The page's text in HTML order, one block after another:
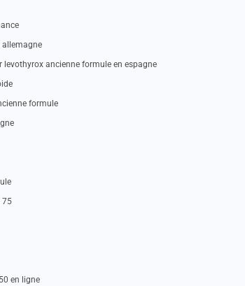
allemagne
ancienne formule en espagne
formule
75
en ligne